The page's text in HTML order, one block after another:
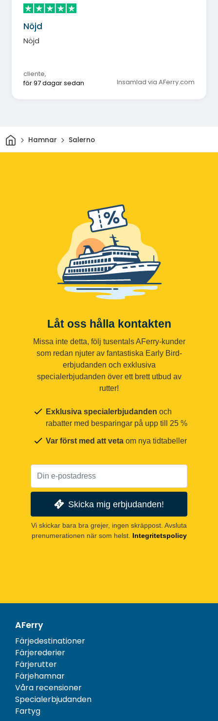
Nöjd
Nöjd
cliente,
för 97 dagar sedan
Insamlad via AFerry.com
HemHamnar Salerno
Låt oss hålla kontakten
Missa inte detta, följ tusentals AFerry-kunder
som redan njuter av fantastiska Early Bird-
erbjudanden och exklusiva
specialerbjudanden över ett brett utbud av
rutter!
Exklusiva specialerbjudanden och
rabatter med besparingar på upp till 25 %
Var först med att veta om nya tidtabeller
Skicka mig erbjudanden!
Vi skickar bara bra grejer, ingen skräppost. Avsluta
prenumerationen när som helst. Integritetspolicy
AFerry
Färjedestinationer
Färjerederier
Färjerutter
Färjehamnar
Våra recensioner
Specialerbjudanden
Fartyg